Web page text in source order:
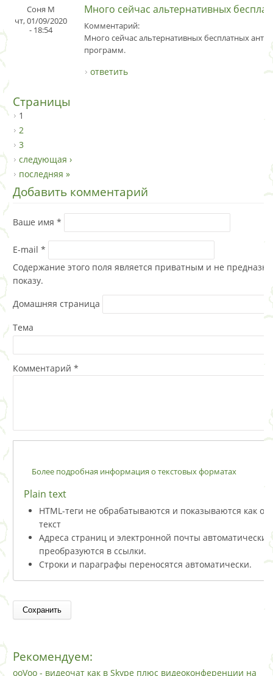
Соня М
чт, 01/09/2020
- 18:54
Много сейчас альтернативных
Комментарий:
Много сейчас альтернативных бесплатных
программ.
ответить
Страницы
1
2
3
следующая ›
последняя »
Добавить комментарий
Ваше имя *
E-mail *
Содержание этого поля является приватным и не
показу.
Домашняя страница
Тема
Комментарий *
Более подробная информация о текстовых форматах
Plain text
HTML-теги не обрабатываются и показываются как
текст
Адреса страниц и электронной почты автоматически
преобразуются в ссылки.
Строки и параграфы переносятся автоматически.
Рекомендуем:
ooVoo - видеочат как в Skype плюс видеоконференции на